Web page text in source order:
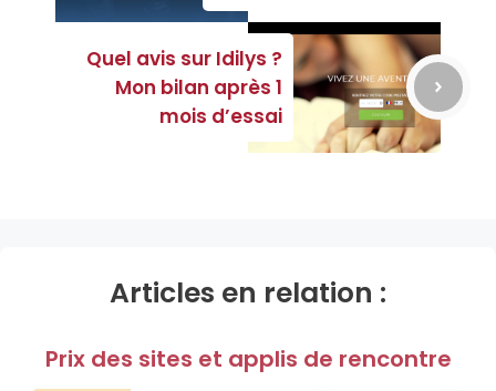
Quel avis sur Idilys ?
Mon bilan après 1
mois d’essai
Articles en relation :
Prix des sites et applis de rencontre